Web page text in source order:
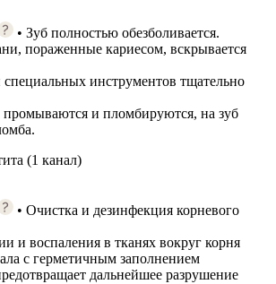
• Зуб полностью обезболивается.
пораженные кариесом, вскрывается
инструментов тщательно
и пломбируются, на зуб
(1 канал)
• Очистка и дезинфекция корневого
и воспаления в тканях вокруг корня
с герметичным заполнением
дальнейшее разрушение